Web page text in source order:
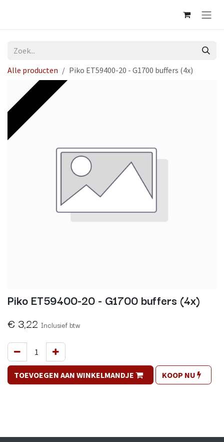
Alle producten Piko ET59400-20 - G1700 buffers (4x)
Op voorraad
Piko ET59400-20 - G1700 buffers (4x)
€ 3,22 Inclusief btw
TOEVOEGEN AAN WINKELMANDJE KOOP NU